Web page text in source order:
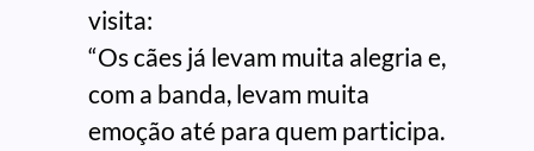
visita:
“Os cães já levam muita alegria e,
com a banda, levam muita
emoção até para quem participa.